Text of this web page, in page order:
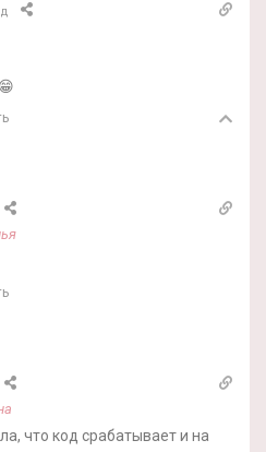
что код срабатывает и на